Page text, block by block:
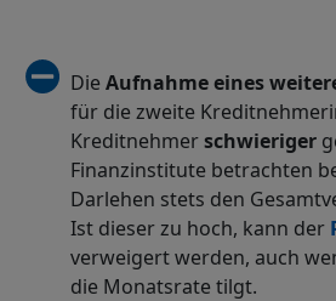
Die Aufnahme eines
für die zweite
Kreditnehmerschwieriger
Finanzinstitute betrachten
Darlehen stets den
Ist dieser zu hoch, kann der
verweigert werden, auch
die Monatsrate tilgt.